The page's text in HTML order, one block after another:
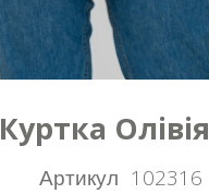
Куртка Олівія
Артикул 102316